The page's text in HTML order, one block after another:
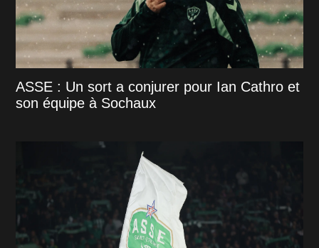
ASSE : Un sort a conjurer pour Ian Cathro et
son équipe à Sochaux